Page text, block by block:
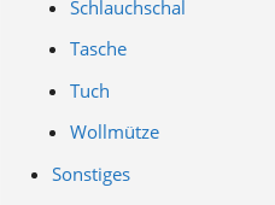
Schlauchschal
Tasche
Tuch
Wollmütze
Sonstiges